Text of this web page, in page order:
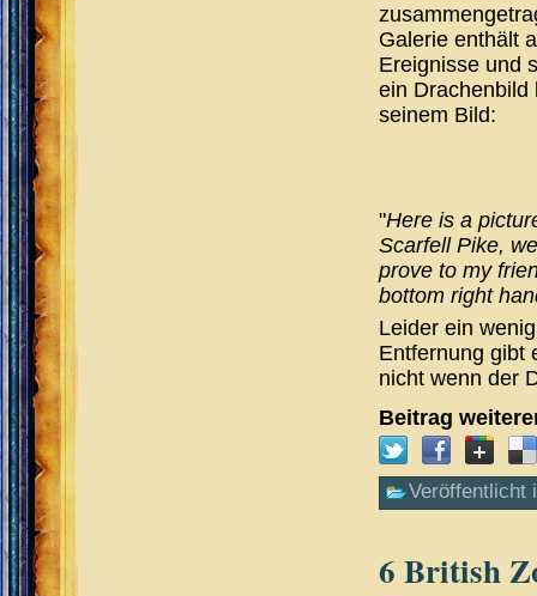
Galerie enthält
Ereignisse und
ein
seinem Bild:
"Here is a
Scarfell Pike,
prove to my
bottom right
Leider ein
Entfernung gibt
nicht wenn der
Beitrag
Veröffentlicht
6 British